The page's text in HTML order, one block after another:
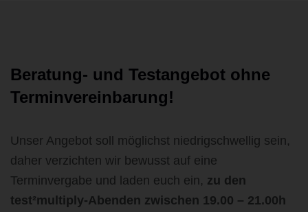
Beratung- und Testangebot ohne
Terminvereinbarung!
Unser Angebot soll möglichst niedrigschwellig sein,
daher verzichten wir bewusst auf eine
Terminvergabe und laden euch ein, zu den
test²multiply-Abenden zwischen 19.00 – 21.00h